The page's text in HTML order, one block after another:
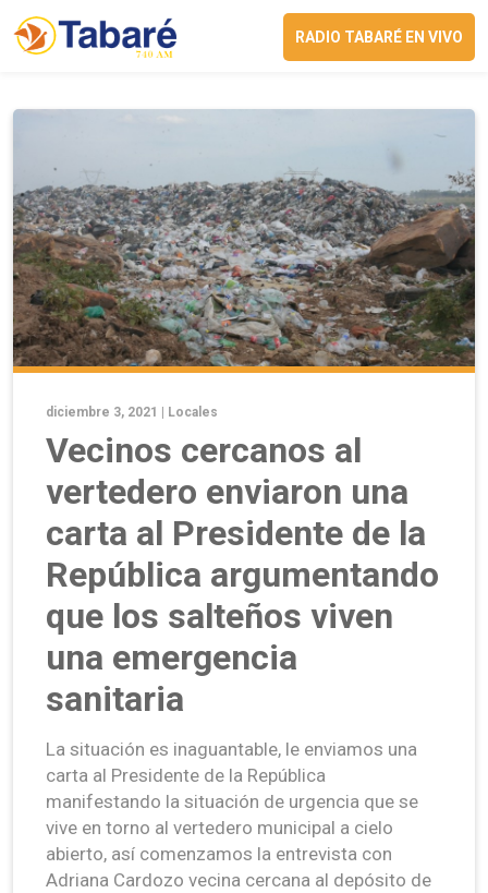
RADIO TABARÉ EN VIVO
diciembre 3, 2021 | Locales
Vecinos cercanos al
vertedero enviaron una
carta al Presidente de la
República argumentando
que los salteños viven
una emergencia
sanitaria
La situación es inaguantable, le enviamos una
carta al Presidente de la República
manifestando la situación de urgencia que se
vive en torno al vertedero municipal a cielo
abierto, así comenzamos la entrevista con
Adriana Cardozo vecina cercana al depósito de